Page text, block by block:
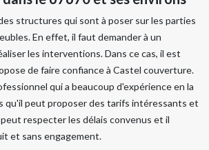
structures qui sont à poser sur les parties
En effet, il faut demander à un
les interventions. Dans ce cas, il est
de faire confiance à Castel couverture.
qui a beaucoup d'expérience en la
qu'il peut proposer des tarifs intéressants et
respecter les délais convenus et il
et sans engagement.